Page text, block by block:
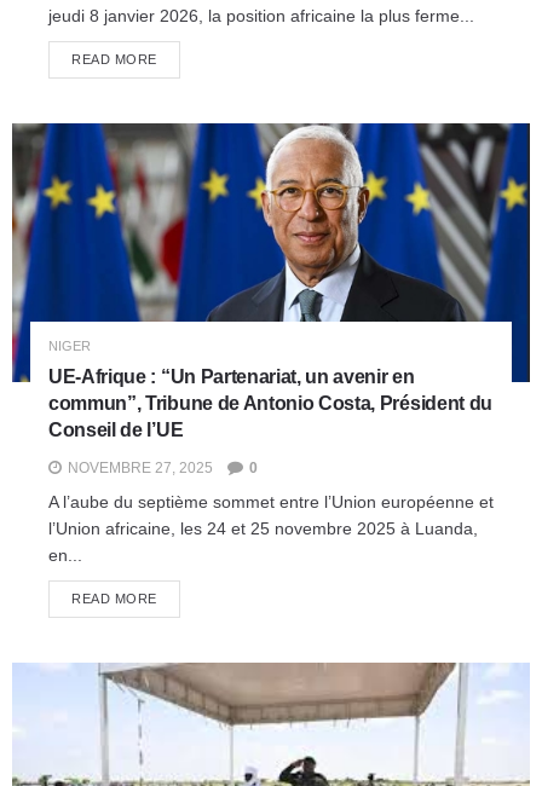
jeudi 8 janvier 2026, la position africaine la plus ferme...
READ MORE
NIGER
UE-Afrique : “Un Partenariat, un avenir en
commun”, Tribune de Antonio Costa, Président du
Conseil de l’UE
NOVEMBRE 27, 2025 0
A l’aube du septième sommet entre l’Union européenne et
l’Union africaine, les 24 et 25 novembre 2025 à Luanda,
en...
READ MORE